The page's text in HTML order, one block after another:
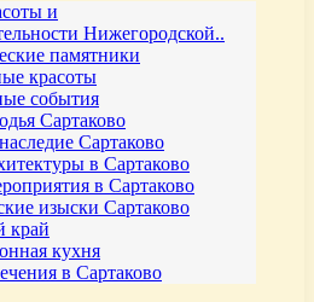
и
Нижегородской..
памятники
красоты
события
Сартаково
Сартаково
в Сартаково
в Сартаково
изыски Сартаково
край
кухня
в Сартаково